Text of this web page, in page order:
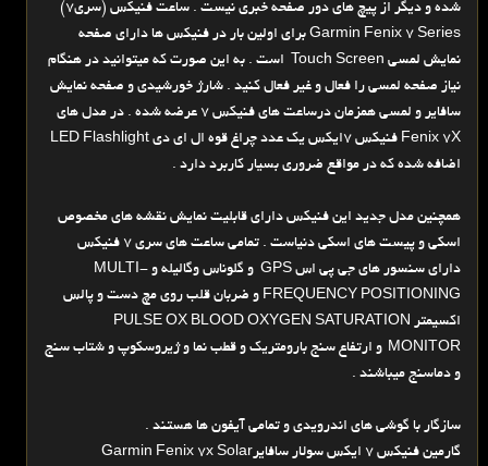
شده و دیگر از پیچ های دور صفحه خبری نیست . ساعت فنیکس (سری7)
Garmin Fenix 7 Series برای اولین بار در فنیکس ها دارای صفحه
نمایش لمسی Touch Screen است . به این صورت که میتوانید در هنگام
نیاز صفحه لمسی را فعال و غیر فعال کنید . شارژ خورشیدی و صفحه نمایش
سافایر و لمسی همزمان درساعت های فنیکس 7 عرضه شده . در مدل های
اضافه شده که در مواقع ضروری بسیار کاربرد دارد .
همچنین مدل جدید این فنیکس دارای قابلیت نمایش نقشه های مخصوص
اسکی و پیست های اسکی دنیاست . تمامی ساعت های سری 7 فنیکس
دارای سنسور های جی پی اس GPS و گلوناس وگالیله و MULTI-
FREQUENCY POSITIONING و ضربان قلب روی مچ دست و پالس
اکسیمتر PULSE OX BLOOD OXYGEN SATURATION
MONITOR و ارتفاع سنج بارومتریک و قطب نما و ژیروسکوپ و شتاب سنج
و دماسنج میباشند .
سازگار با گوشی های اندرویدی و تمامی آیفون ها هستند .
گارمین فنیکس 7 ایکس سولار سافایرGarmin Fenix 7x Solar